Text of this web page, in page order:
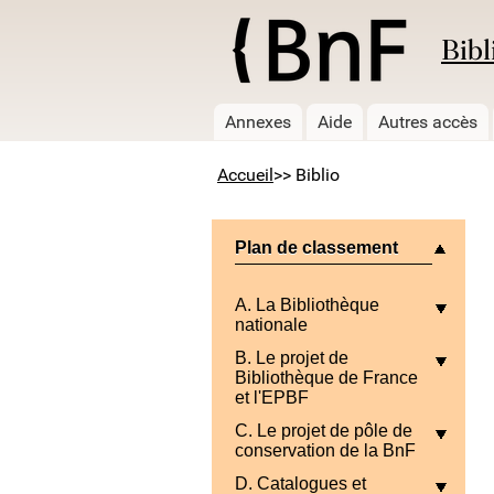
Annexes Aide Autres accès
Accueil >> Biblio
Plan de classement
A. La Bibliothèque
nationale
B. Le projet de
Bibliothèque de France
et l'EPBF
C. Le projet de pôle de
conservation de la BnF
D. Catalogues et